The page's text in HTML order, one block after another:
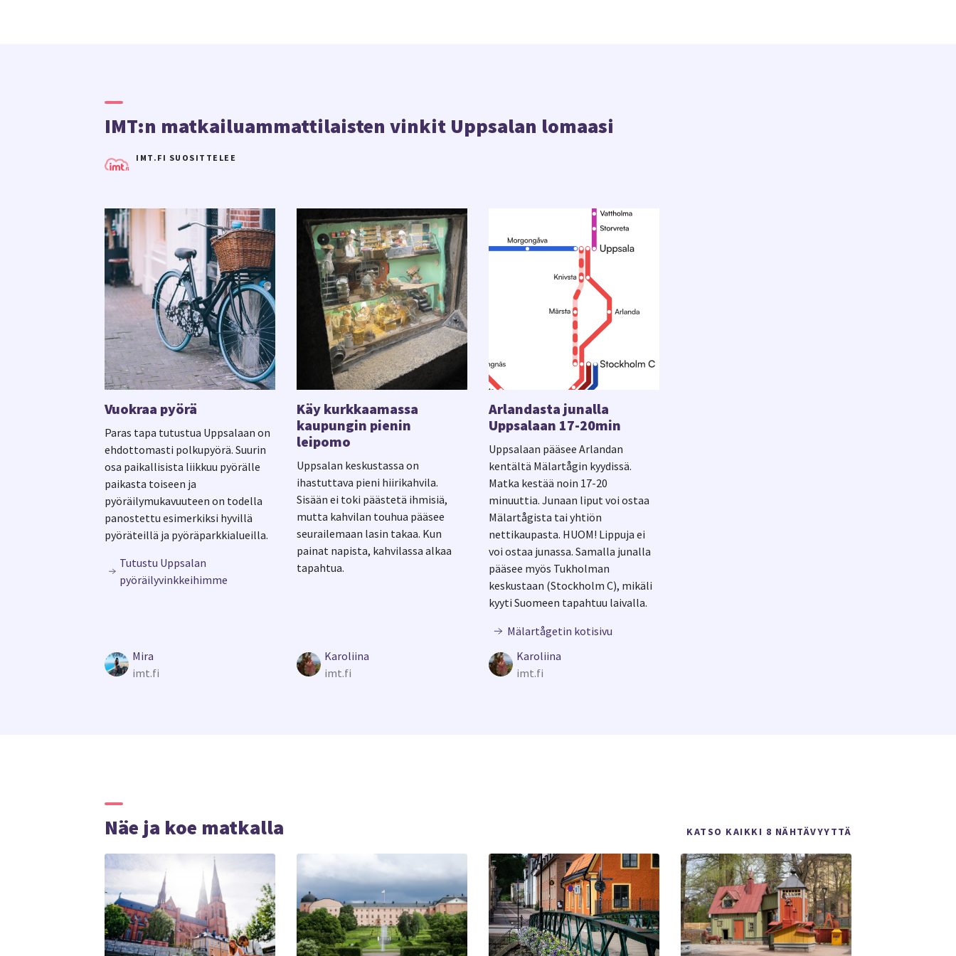
IMT:n matkailuammattilaisten vinkit Uppsalan lomaasi
IMT.FI SUOSITTELEE
Vuokraa pyörä
Paras tapa tutustua Uppsalaan on
ehdottomasti polkupyörä. Suurin
osa paikallisista liikkuu pyörälle
paikasta toiseen ja
pyöräilymukavuuteen on todella
panostettu esimerkiksi hyvillä
pyöräteillä ja pyöräparkkialueilla.
Tutustu Uppsalan
pyöräilyvinkkeihimme
Mira
imt.fi
Käy kurkkaamassa
kaupungin pienin
leipomo
Uppsalan keskustassa on
ihastuttava pieni hiirikahvila.
Sisään ei toki päästetä ihmisiä,
mutta kahvilan touhua pääsee
seurailemaan lasin takaa. Kun
painat napista, kahvilassa alkaa
tapahtua.
Karoliina
imt.fi
Arlandasta junalla
Uppsalaan 17-20min
Uppsalaan pääsee Arlandan
kentältä Mälartågin kyydissä.
Matka kestää noin 17-20
minuuttia. Junaan liput voi ostaa
Mälartågista tai yhtiön
nettikaupasta. HUOM! Lippuja ei
voi ostaa junassa. Samalla junalla
pääsee myös Tukholman
keskustaan (Stockholm C), mikäli
kyyti Suomeen tapahtuu laivalla.
Mälartågetin kotisivu
Karoliina
imt.fi
Näe ja koe matkalla KATSO KAIKKI 8 NÄHTÄVYYTTÄ